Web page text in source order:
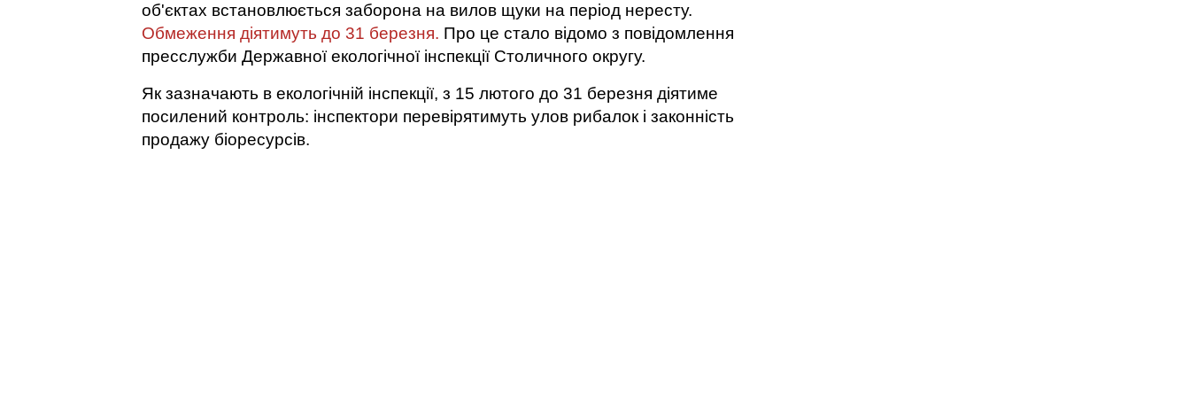
об'єктах встановлюється заборона на вилов щуки на період нересту.
Обмеження діятимуть до 31 березня. Про це стало відомо з повідомлення
пресслужби Державної екологічної інспекції Столичного округу.
Як зазначають в екологічній інспекції, з 15 лютого до 31 березня діятиме
посилений контроль: інспектори перевірятимуть улов рибалок і законність
продажу біоресурсів.